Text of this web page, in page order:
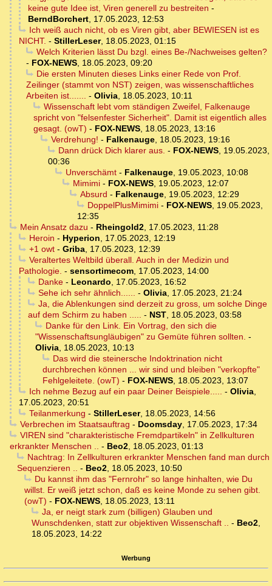
keine gute Idee ist, Viren generell zu bestreiten -
BerndBorchert, 17.05.2023, 12:53
Ich weiß auch nicht, ob es Viren gibt, aber BEWIESEN ist es
NICHT. - StillerLeser, 18.05.2023, 01:15
Welch Kriterien lässt Du bzgl. eines Be-/Nachweises gelten?
- FOX-NEWS, 18.05.2023, 09:20
Die ersten Minuten dieses Links einer Rede von Prof.
Zeilinger (stammt von NST) zeigen, was wissenschaftliches
Arbeiten ist....... - Olivia, 18.05.2023, 10:11
Wissenschaft lebt vom ständigen Zweifel, Falkenauge
spricht von "felsenfester Sicherheit". Damit ist eigentlich alles
gesagt. (owT) - FOX-NEWS, 18.05.2023, 13:16
Verdrehung! - Falkenauge, 18.05.2023, 19:16
Dann drück Dich klarer aus. - FOX-NEWS, 19.05.2023,
00:36
Unverschämt- Falkenauge, 19.05.2023, 10:08
Mimimi- FOX-NEWS, 19.05.2023, 12:07
Absurd - Falkenauge, 19.05.2023, 12:29
DoppelPlusMimimi- FOX-NEWS, 19.05.2023,
12:35
Mein Ansatz dazu - Rheingold2, 17.05.2023, 11:28
Heroin - Hyperion, 17.05.2023, 12:19
+1 owt- Griba, 17.05.2023, 12:39
Veraltertes Weltbild überall. Auch in der Medizin und
Pathologie. - sensortimecom, 17.05.2023, 14:00
Danke- Leonardo, 17.05.2023, 16:52
Sehe ich sehr ähnlich...... - Olivia, 17.05.2023, 21:24
Ja, die Ablenkungen sind derzeit zu gross, um solche Dinge
auf dem Schirm zu haben ..... - NST, 18.05.2023, 03:58
Danke für den Link. Ein Vortrag, den sich die
"Wissenschaftsungläubigen" zu Gemüte führen sollten. -
Olivia, 18.05.2023, 10:13
Das wird die steinersche Indoktrination nicht
durchbrechen können ... wir sind und bleiben "verkopfte"
Fehlgeleitete. (owT) - FOX-NEWS, 18.05.2023, 13:07
Ich nehme Bezug auf ein paar Deiner Beispiele..... - Olivia,
17.05.2023, 20:51
Teilanmerkung - StillerLeser, 18.05.2023, 14:56
Verbrechen im Staatsauftrag - Doomsday, 17.05.2023, 17:34
VIREN sind "charakteristische Fremdpartikeln" in Zellkulturen
erkrankter Menschen .. - Beo2, 18.05.2023, 01:13
Nachtrag: In Zellkulturen erkrankter Menschen fand man durch
Sequenzieren .. - Beo2, 18.05.2023, 10:50
Du kannst ihm das "Fernrohr" so lange hinhalten, wie Du
willst. Er weiß jetzt schon, daß es keine Monde zu sehen gibt.
(owT) - FOX-NEWS, 18.05.2023, 13:11
Ja, er neigt stark zum (billigen) Glauben und
Wunschdenken, statt zur objektiven Wissenschaft .. - Beo2,
18.05.2023, 14:22
Werbung